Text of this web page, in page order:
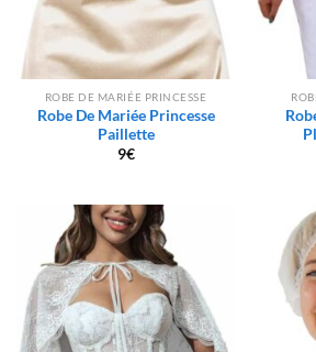
ROBE DE MARIÉE PRINCESSE
Robe De Mariée Princesse
Paillette
9€